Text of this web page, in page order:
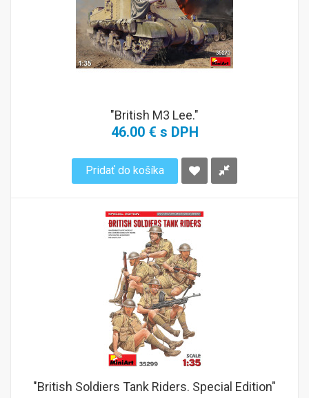
"British M3 Lee."
46.00 € s DPH
Pridať do košíka
"British Soldiers Tank Riders. Special Edition"